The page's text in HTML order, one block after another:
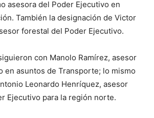
asesora del Poder Ejecutivo en
También la designación de Victor
forestal del Poder Ejecutivo.
con Manolo Ramírez, asesor
en asuntos de Transporte; lo mismo
Leonardo Henríquez, asesor
Ejecutivo para la región norte.